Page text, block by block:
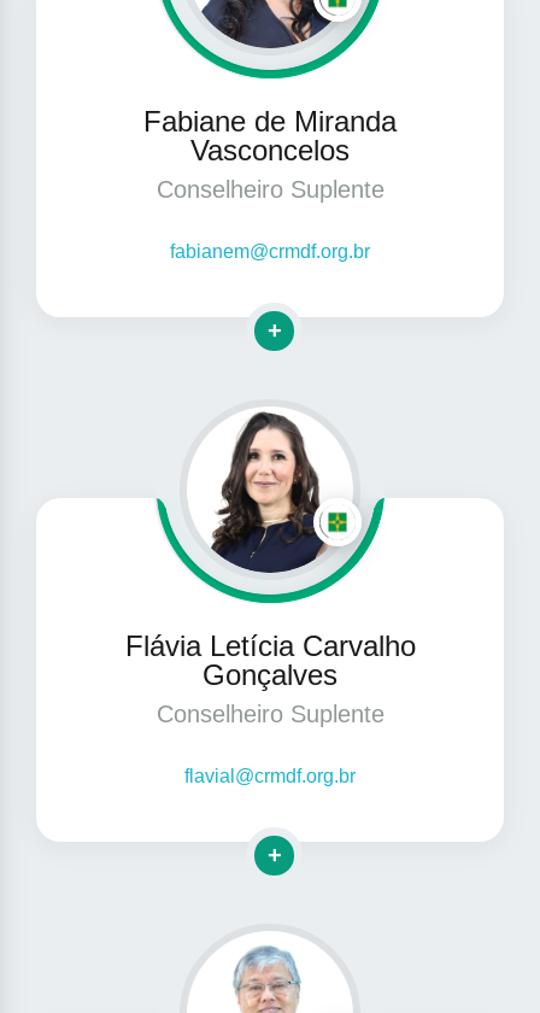
Fabiane de Miranda
Vasconcelos
Conselheiro Suplente
fabianem@crmdf.org.br
Clique para mais informações
Flávia Letícia Carvalho
Gonçalves
Conselheiro Suplente
flavial@crmdf.org.br
Clique para mais informações